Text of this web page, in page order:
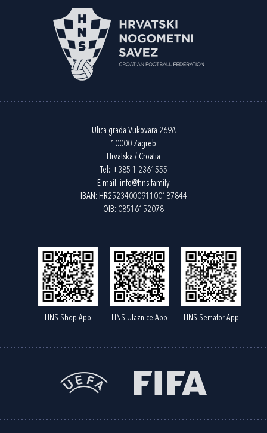
Ulica grada Vukovara 269A
10000 Zagreb
Hrvatska / Croatia
Tel: +385 1 2361555
E-mail: info@hns.family
IBAN: HR2523400091100187844
OIB: 08516152078
HNS Shop App HNS Ulaznice App HNS Semafor App